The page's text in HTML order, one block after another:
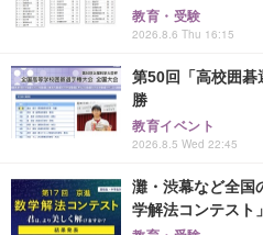
教育・受験
2026.8.6 Thu 16:15
第50回「高校囲碁
勝
教育イベント
2026.8.5 Wed 22:45
灘・渋幕など全国
学解法コンテスト